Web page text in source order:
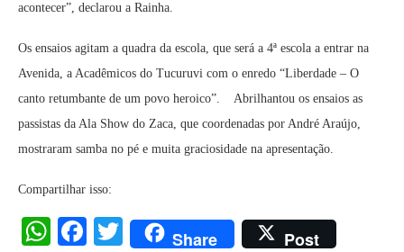
acontecer”, declarou a Rainha.
Os ensaios agitam a quadra da escola, que será a 4ª escola a entrar na
Avenida, a Acadêmicos do Tucuruvi com o enredo “Liberdade – O
canto retumbante de um povo heroico”. Abrilhantou os ensaios as
passistas da Ala Show do Zaca, que coordenadas por André Araújo,
mostraram samba no pé e muita graciosidade na apresentação.
Compartilhar isso:
WhatsApp
Facebook
Twitter
Share Post